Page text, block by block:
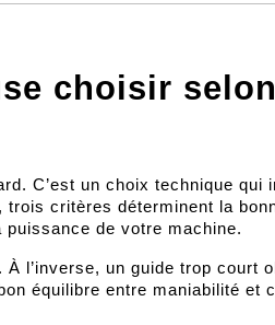
choisir
C’est un choix technique qui
critères déterminent la
de votre machine.
l’inverse, un guide trop court
équilibre entre maniabilité et